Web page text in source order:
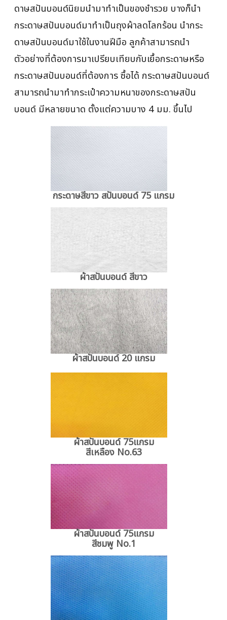
ดาษสปันบอนด์นิยมนำมาทำเป็นของชำรวย บางก็นำ
กระดาษสปันบอนด์มาทำเป็นถุงผ้าลดโลกร้อน นำกระ
ดาษสปันบอนด์มาใช้ในงานฝีมือ ลูกค้าสามารถนำ
ตัวอย่างที่ต้องการมาเปรียบเทียบกับเยื้อกระดาษหรือ
กระดาษสปันบอนด์ที่ต้องการ ซื้อได้ กระดาษสปันบอนด์
สามารถนำมาทำกระเป๋าความหนาของกระดาษสปัน
บอนด์ มีหลายขนาด ตั้งแต่ความบาง 4 มม. ขึ้นไป
กระดาษสีขาว สปันบอนด์ 75 แกรม
ผ้าสปันบอนด์ สีขาว
ผ้าสปันบอนด์ 20 แกรม
ผ้าสปันบอนด์ 75แกรม
สีเหลือง No.63
ผ้าสปันบอนด์ 75แกรม
สีชมพู No.1